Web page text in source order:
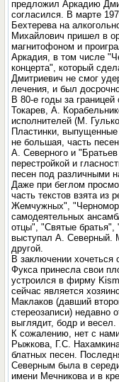
предложил Аркадию
согласился. В марте
Бехтерева на
Михайлович пришел в
магнитофоном и
Аркадия, в том числе
концерта", который
Дмитриевич не смог
лечения, и был
В 80-е годы за границей
Токарев, А.
исполнителей (М.
Пластинки,
не большая, часть
А. Северного и
перестройкой и
песен под различными
Даже при беглом
часть текстов взята из
Жемчужных",
самодеятельных
отцы", "Святые
выступал А. Северный.
другой.
В заключении хочеться
Фукса принесла свои
устроился в фирму
сейчас является
Маклаков (давший
стереозаписи) недавно
выглядит, бодр и весел.
К сожалению, нет с
Рыжкова, Г.С.
блатных песен.
Северным была в
имени Мечникова и в